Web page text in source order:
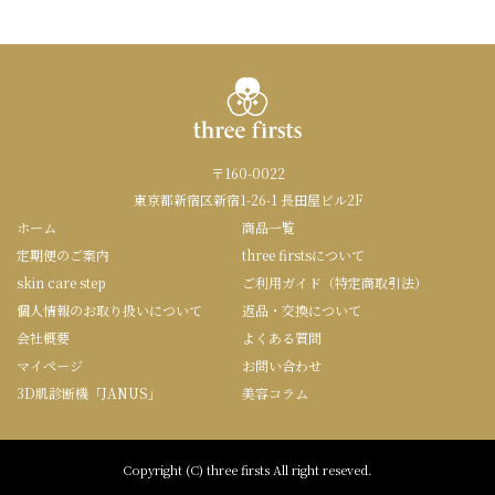
〒160-0022
東京都新宿区新宿1-26-1 長田屋ビル2F
ホーム
商品一覧
定期便のご案内
three firstsについて
skin care step
ご利用ガイド（特定商取引法）
個人情報のお取り扱いについて
返品・交換について
会社概要
よくある質問
マイページ
お問い合わせ
3D肌診断機「JANUS」
美容コラム
Copyright (C) three firsts All right reseved.